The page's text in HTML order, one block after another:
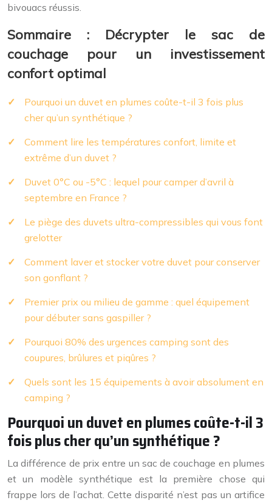
bivouacs réussis.
Sommaire : Décrypter le sac de
couchage pour un investissement
confort optimal
Pourquoi un duvet en plumes coûte-t-il 3 fois plus
cher qu’un synthétique ?
Comment lire les températures confort, limite et
extrême d’un duvet ?
Duvet 0°C ou -5°C : lequel pour camper d’avril à
septembre en France ?
Le piège des duvets ultra-compressibles qui vous font
grelotter
Comment laver et stocker votre duvet pour conserver
son gonflant ?
Premier prix ou milieu de gamme : quel équipement
pour débuter sans gaspiller ?
Pourquoi 80% des urgences camping sont des
coupures, brûlures et piqûres ?
Quels sont les 15 équipements à avoir absolument en
camping ?
Pourquoi un duvet en plumes coûte-t-il 3
fois plus cher qu’un synthétique ?
La différence de prix entre un sac de couchage en plumes
et un modèle synthétique est la première chose qui
frappe lors de l’achat. Cette disparité n’est pas un artifice